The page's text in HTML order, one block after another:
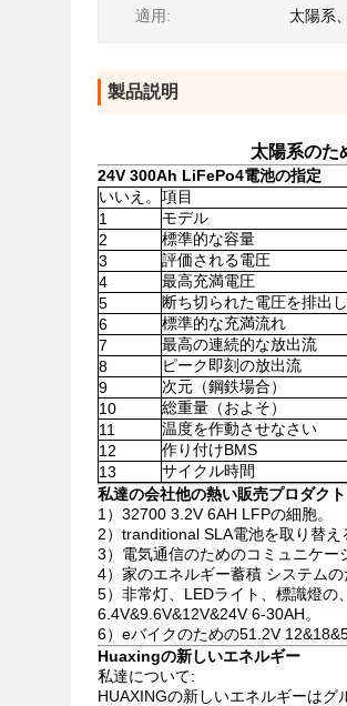
適用: 太陽系
製品説明
太陽系のた
24V 300Ah LiFePo4電池の指定
いいえ。 項目
1
モデル
2
標準的な容量
3
評価される電圧
4
最高充満電圧
5
断ち切られた電圧を排出
6
標準的な充満流れ
7
最高の連続的な放出流
8
ピーク即刻の放出流
9
次元（鋼鉄場合）
10
総重量（およそ）
11
温度を作動させなさい
12
作り付けBMS
13
サイクル時間
私達の会社他の熱い販売プロダクト
1）32700 3.2V 6AH LFPの細胞。
2）tranditional SLA電池を取り替え
3）電気通信のためのコミュニケー
4）家のエネルギー蓄積 システム
5）非常灯、LEDライト、標識燈の
6.4V&9.6V&12V&24V 6-30AH。
6）eバイクのための51.2V
Huaxingの新しいエネルギー
私達について:
HUAXINGの新しいエネルギーはグ